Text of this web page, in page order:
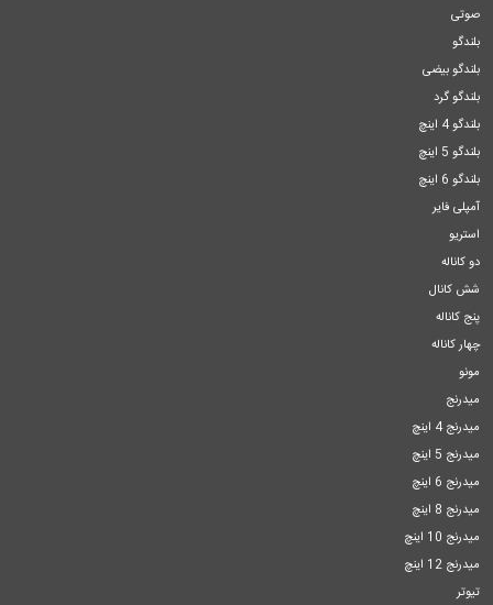
صوتی
بلندگو
بلندگو بیضی
بلندگو گرد
بلندگو 4 اینچ
بلندگو 5 اینچ
بلندگو 6 اینچ
آمپلی فایر
استریو
دو کاناله
شش کانال
پنج کاناله
چهار کاناله
مونو
میدرنج
میدرنج 4 اینچ
میدرنج 5 اینچ
میدرنج 6 اینچ
میدرنج 8 اینچ
میدرنج 10 اینچ
میدرنج 12 اینچ
تیوتر